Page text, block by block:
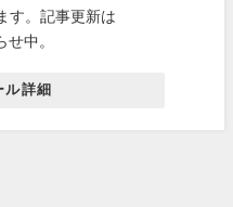
す。記事更新は
中。
ル詳細